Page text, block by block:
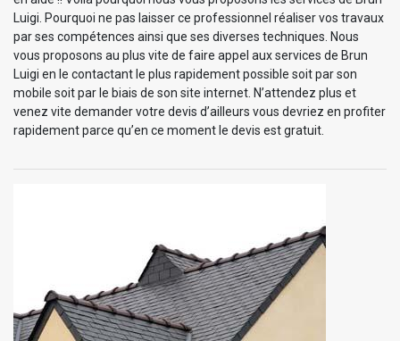
Luigi. Pourquoi ne pas laisser ce professionnel réaliser vos travaux
par ses compétences ainsi que ses diverses techniques. Nous
vous proposons au plus vite de faire appel aux services de Brun
Luigi en le contactant le plus rapidement possible soit par son
mobile soit par le biais de son site internet. N’attendez plus et
venez vite demander votre devis d’ailleurs vous devriez en profiter
rapidement parce qu’en ce moment le devis est gratuit.